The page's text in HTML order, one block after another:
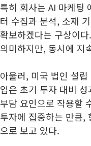
특히 회사는 AI 마케팅
터 수집과 분석, 소재
확보하겠다는 구상이
의미하지만, 동시에 지
아울러, 미국 법인 설
업은 초기 투자 대비
부담 요인으로 작용할
투자에 집중하는 만큼,
으로 보고 있다.